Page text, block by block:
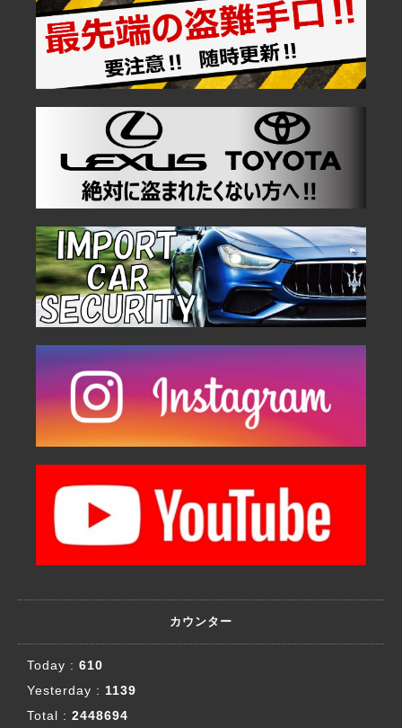
カウンター
Today : 610
Yesterday : 1139
Total : 2448694